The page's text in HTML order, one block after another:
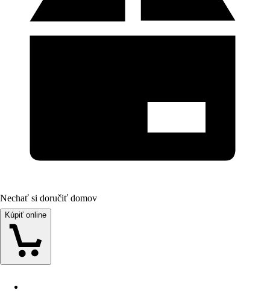
Nechať si doručiť domov
Kúpiť online